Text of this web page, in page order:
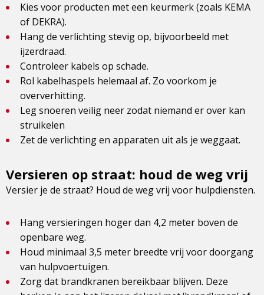
Kies voor producten met een keurmerk (zoals KEMA
of DEKRA).
Hang de verlichting stevig op, bijvoorbeeld met
ijzerdraad.
Controleer kabels op schade.
Rol kabelhaspels helemaal af. Zo voorkom je
oververhitting.
Leg snoeren veilig neer zodat niemand er over kan
struikelen
Zet de verlichting en apparaten uit als je weggaat.
Versieren op straat: houd de weg vrij
Versier je de straat? Houd de weg vrij voor hulpdiensten.
Hang versieringen hoger dan 4,2 meter boven de
openbare weg.
Houd minimaal 3,5 meter breedte vrij voor doorgang
van hulpvoertuigen.
Zorg dat brandkranen bereikbaar blijven. Deze